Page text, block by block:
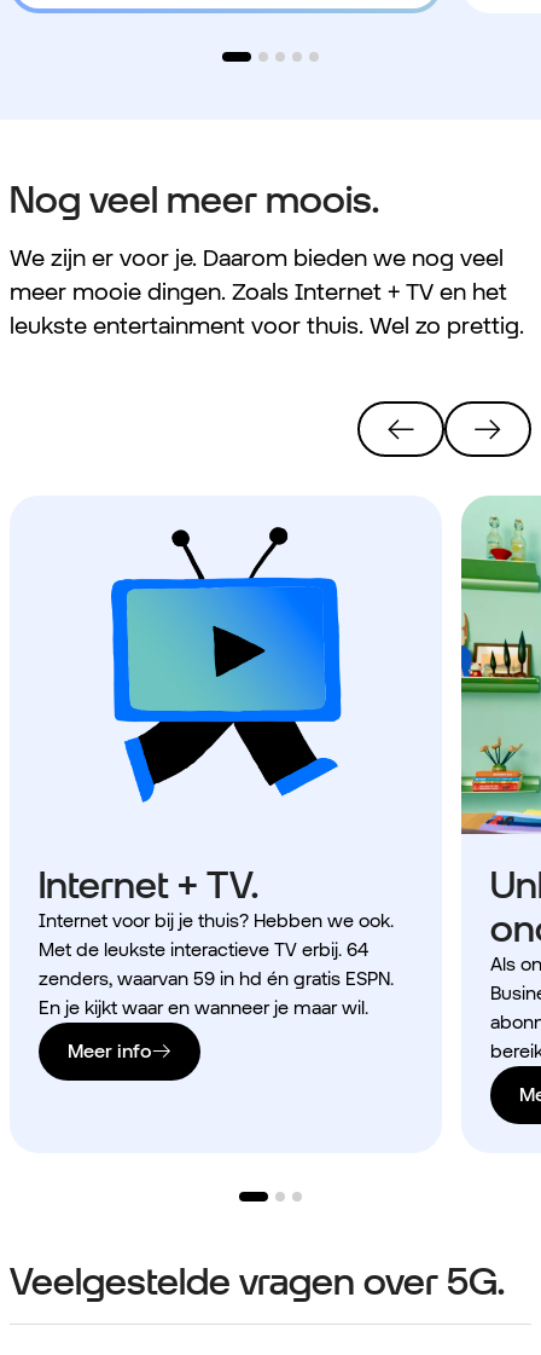
Nog veel meer moois.
We zijn er voor je. Daarom bieden we nog veel
meer mooie dingen. Zoals Internet + TV en het
leukste entertainment voor thuis. Wel zo prettig.
Internet + TV.
Internet voor bij je thuis? Hebben we ook.
Met de leukste interactieve TV erbij. 64
zenders, waarvan 59 in hd én gratis ESPN.
En je kijkt waar en wanneer je maar wil.
Meer info
Als
Veelgestelde vragen over 5G.